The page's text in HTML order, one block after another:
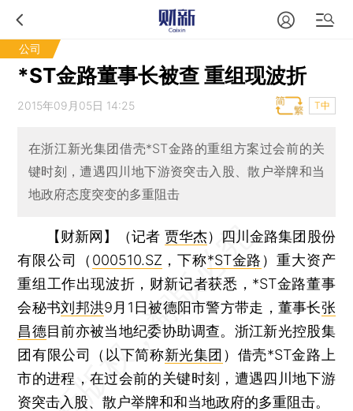
公司
*ST金路董事长被查 重组现波折
2015年09月05日 14:25 T中
在浙江新光集团借壳*ST金路的重组方案过会前的关
键时刻，遭遇四川地下游资突击入股、散户举牌和当
地政府态度突变的多重阻击
【财新网】（记者 贾华杰） 四川金路集团股份
有限公司（ 000510.SZ ，下称*ST金路 ）重大资产
重组工作出现波折，财新记者获悉，*ST金路董事
会秘书刘邦洪9月1日被德阳市警方带走，董事长张
昌德目前亦被当地纪委协助调查。浙江新光控股集
团有限公司（以下简称新光集团 ）借壳*ST金路上
市的进程，在过会前的关键时刻，遭遇四川地下游
资突击入股、散户举牌和和当地政府的多重阻击。